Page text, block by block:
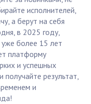
исполнителей,
а берут на себя
в 2025 году,
более 15 лет
платформу
и успешных
результат,
и